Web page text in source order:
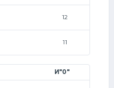
12
11
И"0"